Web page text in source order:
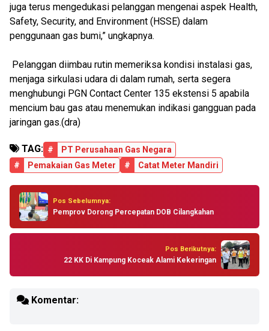
juga terus mengedukasi pelanggan mengenai aspek Health,
Safety, Security, and Environment (HSSE) dalam
penggunaan gas bumi,” ungkapnya.
Pelanggan diimbau rutin memeriksa kondisi instalasi gas,
menjaga sirkulasi udara di dalam rumah, serta segera
menghubungi PGN Contact Center 135 ekstensi 5 apabila
mencium bau gas atau menemukan indikasi gangguan pada
jaringan gas.(dra)
TAG: #
PT Perusahaan Gas Negara
#
Pemakaian Gas Meter # Catat Meter Mandiri
Pos Sebelumnya:
Pemprov Dorong Percepatan DOB Cilangkahan
Pos Berikutnya:
22 KK Di Kampung Koceak Alami Kekeringan
Komentar: